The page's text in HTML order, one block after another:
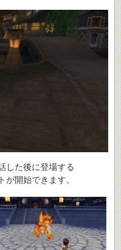
した後に登場する
が開始できます。